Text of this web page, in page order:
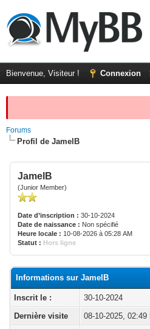
Bienvenue, Visiteur ! Connexion
Forums
Profil de JamelB
JamelB
(Junior Member)
Date d’inscription : 30-10-2024
Date de naissance : Non spécifié
Heure locale : 10-08-2026 à 05:28 AM
Statut : Hors ligne
Informations sur JamelB
Inscrit le :
30-10-2024
Dernière visite
08-10-2025, 02:49